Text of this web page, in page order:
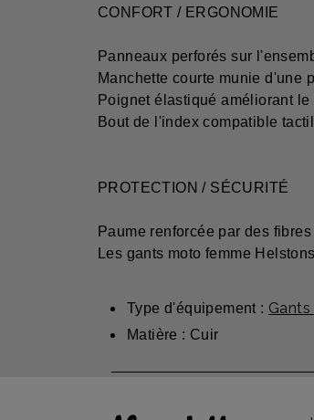
CONFORT / ERGONOMIE
Panneaux perforés sur
Manchette courte munie d'une
Poignet élastiqué améliorant le
Bout de l'index compatible
PROTECTION / SÉCURITÉ
Paume renforcée par des
Les gants moto femme
Type d'équipement :
Matière : Cuir